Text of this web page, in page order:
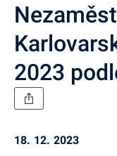
2023
18. 12. 2023